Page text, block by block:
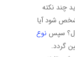
چند نکته
شود آیا
سپس نوع
گردد.